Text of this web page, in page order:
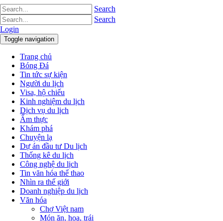
Search
Search
Login
Toggle navigation
Trang chủ
Bóng Đá
Tin tức sự kiện
Người du lịch
Visa, hộ chiếu
Kinh nghiệm du lịch
Dịch vụ du lịch
Ẩm thực
Khám phá
Chuyện lạ
Dự án đầu tư Du lịch
Thống kê du lịch
Công nghệ du lịch
Tin văn hóa thể thao
Nhìn ra thế giới
Doanh nghiệp du lịch
Văn hóa
Chợ Việt nam
Món ăn, hoa, trái